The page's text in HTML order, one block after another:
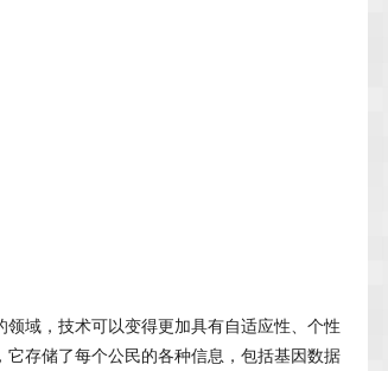
域，技术可以变得更加具有自适应性、个性
存储了每个公民的各种信息，包括基因数据